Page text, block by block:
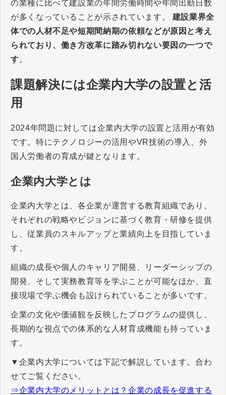
の業種に比べて建設業の年間労働時間や年間出勤日数
が多くなっていることが示されています。 建設業界全
体での人材不足や短期間納期の依頼などが原因と考え
られており、働き方改革に踏み切れない要因の一つで
す。
課題解決には企業内大学の設置と活
用
2024年問題に対しては企業内大学の設置と活用が有効
です。特にテクノロジーの活用やVR技術の導入、外
国人労働者の育成が鍵となります。
企業内大学とは
企業内大学とは、各企業が運営する教育組織であり、
それぞれの戦略やビジョンに基づく教育・研修を提供
し、従業員のスキルアップと業績向上を目指していま
す。
組織の成長や個人のキャリア開発、リーダーシップの
開発、そして実務教育等を学ぶことが可能なほか、直
接現場で学ぶ機会も設けられていることが多いです。
企業の文化や価値観を反映したプログラムの提供し、
長期的な視点での体系的な人材育成機能も持っていま
す。
▼企業内大学については下記で解説しています。合わ
せてご覧ください。
⇒企業内大学のメリットとは？企業の成長を促進する